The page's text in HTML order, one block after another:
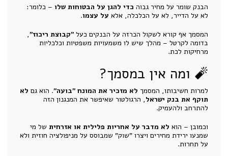
הבנק שומר על מחיר גבוה כדי להגן על הבטוחות שלו – כלומר:
לא על הדייר, לא על הכלכלה, אלא על עצמו.
המסמך אף קורא לשקול הכרזה על הבנקים כעל "קבוצת ריכוז",
בדומה לקרטל – מהלך שיש לו משמעויות משפטיות וכלכליות
מרחיקות לכת.
🧨 ומה אין במסמך?
למרות חשיבותו, המסמך לא מזכיר את המונח "בועה". הוא גם לא
תוקף את בנק ישראל, הרגולטור שאיפשר את המנגנון הזה
להתרחב ולהעמיק.
וכמובן – הוא לא מדבר על אחריות פלילית או אזרחית של מי
שמנעו ירידת מחירים ויצרו "שוק" שמבוסס על מניפולציה חוזית ולא
על תחרות.